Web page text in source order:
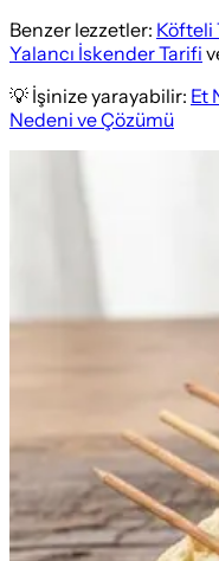
Benzer lezzetler: Köfteli
Yalancı İskender Tarifi
💡 İşinize yarayabilir: Et
Nedeni ve Çözümü